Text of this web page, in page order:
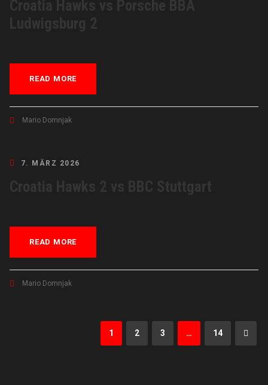
READ MORE
Mario Domnjak
7. MÄRZ 2026
READ MORE
Mario Domnjak
1 2 3 … 14